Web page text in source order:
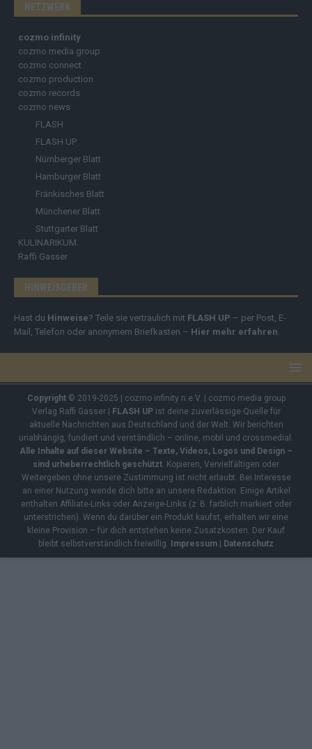
NETZWERK
cozmo infinity
cozmo media group
cozmo connect
cozmo production
cozmo records
cozmo news
FLASH
FLASH UP
Nürnberger Blatt
Hamburger Blatt
Fränkisches Blatt
Münchener Blatt
Stuttgarter Blatt
KULINARIKUM.
Raffi Gasser
HINWEISGEBER
Hast du Hinweise? Teile sie vertraulich mit FLASH UP – per Post, E-
Mail, Telefon oder anonymem Briefkasten – Hier mehr erfahren
Copyright© 2019-2025 | cozmo infinity n.e.V. | cozmo media group
Verlag Raffi Gasser | FLASH UPist deine zuverlässige Quelle für
aktuelle Nachrichten aus Deutschland und der Welt. Wir berichten
unabhängig, fundiert und verständlich – online, mobil und crossmedial.
Alle Inhalte auf dieser Website – Texte, Videos, Logos und Design –
sind urheberrechtlich geschützt. Kopieren, Vervielfältigen oder
Weitergeben ohne unsere Zustimmung ist nicht erlaubt. Bei Interesse
an einer Nutzung wende dich bitte an unsere Redaktion. Einige Artikel
enthalten Affiliate-Links oder Anzeige-Links (z. B. farblich markiert oder
unterstrichen). Wenn du darüber ein Produkt kaufst, erhalten wir eine
kleine Provision – für dich entstehen keine Zusatzkosten. Der Kauf
bleibt selbstverständlich freiwillig. Impressum | Datenschutz